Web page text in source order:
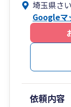
経営財務コ
ー、ISO認
与計算代行
規定の整備
答えする体
埼玉県さ
Googleマ
依頼内容